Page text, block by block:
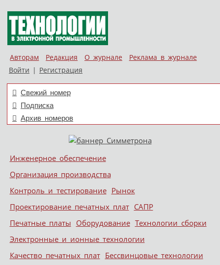
Авторам Редакция О журнале
Реклама в журнале
Войти | Регистрация
Свежий номер
Подписка
Архив номеров
Меню
Skip to content
Инженерное обеспечение
Организация производства
Контроль и тестирование Рынок
Проектирование печатных плат САПР
Печатные платы Оборудование Технологии сборки
Электронные и ионные технологии
Качество печатных плат Бессвинцовые технологии